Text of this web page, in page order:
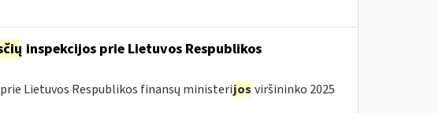
inspekcijos prie Lietuvos Respublikos
prie Lietuvos Respublikos finansų ministerijos viršininko 2025